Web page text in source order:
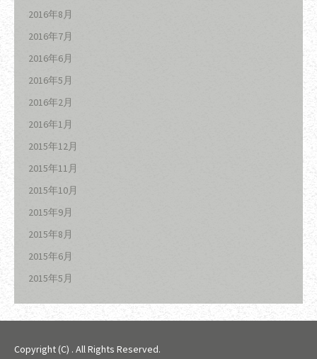
2016年8月
2016年7月
2016年6月
2016年5月
2016年2月
2016年1月
2015年12月
2015年11月
2015年10月
2015年9月
2015年8月
2015年6月
2015年5月
Copyright (C) . All Rights Reserved.